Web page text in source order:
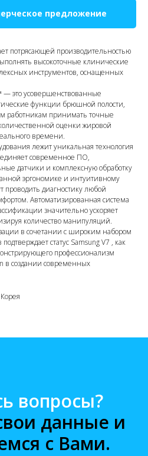
предложение
потрясающей производительностью
высокоточные клинические
инструментов, оснащенных
это усовершенствованные
функции брюшной полости,
работникам принимать точные
оценки жировой
времени.
лежит уникальная технология
современное ПО,
датчики и комплексную обработку
эргономике и интуитивному
проводить диагностику любой
Автоматизированная система
значительно ускоряет
количество манипуляций.
в сочетании с широким набором
статус Samsung V7 , как
профессионализм
в создании современных
вопросы?
данные и
с Вами.